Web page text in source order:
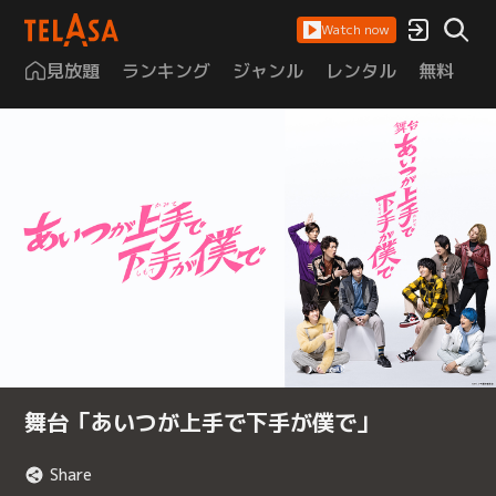
Watch now
見放題 ランキング ジャンル レンタル 無料
舞台「あいつが上手で下手が僕で」
Share